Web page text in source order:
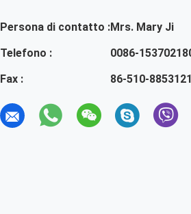
Persona di contatto :Mrs. Mary Ji
Telefono :
0086-
Fax :
86-510-